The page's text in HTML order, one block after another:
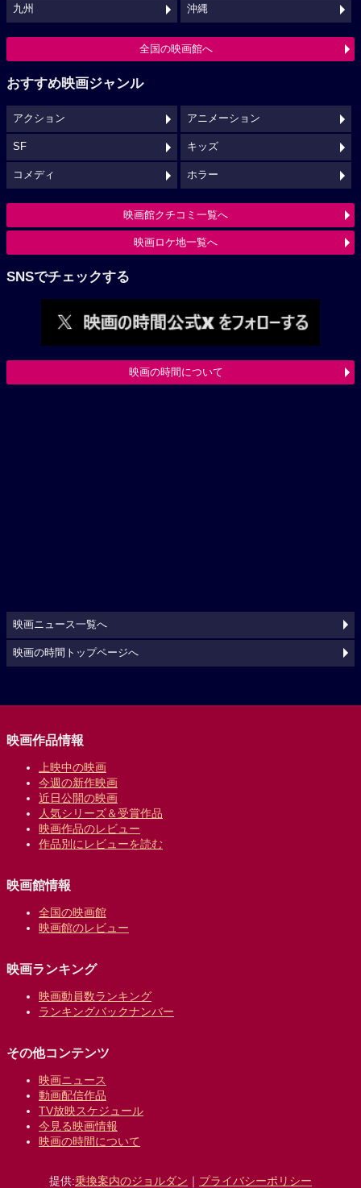
九州 沖縄
全国の映画館へ
おすすめ映画ジャンル
アクション アニメーション
SF キッズ
コメディ ホラー
映画館クチコミ一覧へ
映画ロケ地一覧へ
SNSでチェックする
映画の時間について
映画ニュース一覧へ
映画の時間トップページへ
映画作品情報
上映中の映画
今週の新作映画
近日公開の映画
人気シリーズ＆受賞作品
映画作品のレビュー
作品別にレビューを読む
映画館情報
全国の映画館
映画館のレビュー
映画ランキング
映画動員数ランキング
ランキングバックナンバー
その他コンテンツ
映画ニュース
動画配信作品
TV放映スケジュール
今見る映画情報
映画の時間について
提供:乗換案内のジョルダン ｜ プライバシーポリシー